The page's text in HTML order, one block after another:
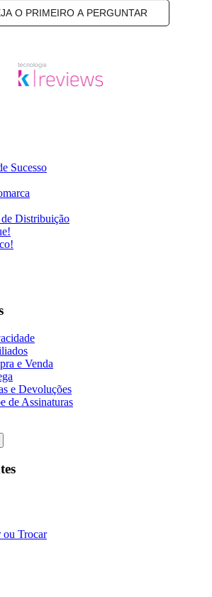
O PRIMEIRO A PERGUNTAR
Sucesso
Distribuição
e Venda
e Devoluções
de Assinaturas
Trocar